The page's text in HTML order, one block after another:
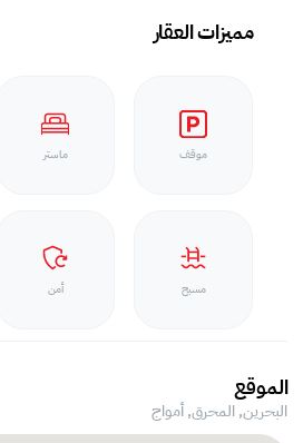
مميزات العقار
موقف ماستر
مسبح أمن
الموقع
البحرين, المحرق,أمواج